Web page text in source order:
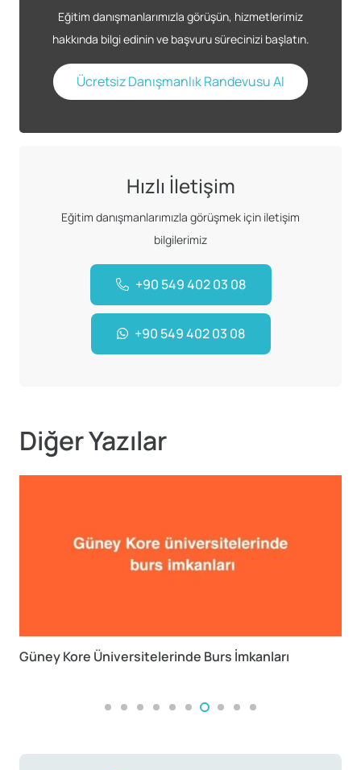
Eğitim danışmanlarımızla görüşün, hizmetlerimiz
hakkında bilgi edinin ve başvuru sürecinizi başlatın.
Ücretsiz Danışmanlık Randevusu Al
Hızlı İletişim
Eğitim danışmanlarımızla görüşmek için iletişim
bilgilerimiz
+90 549 402 03 08
+90 549 402 03 08
Diğer Yazılar
Burs İmkanları
Avustralya’da